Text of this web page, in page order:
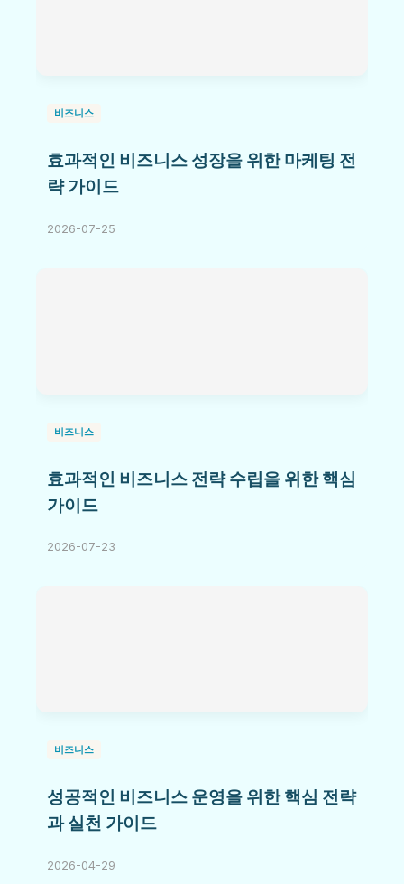
비즈니스
효과적인 비즈니스 성장을 위한 마케팅 전
략 가이드
2026-07-25
비즈니스
효과적인 비즈니스 전략 수립을 위한 핵심
가이드
2026-07-23
비즈니스
성공적인 비즈니스 운영을 위한 핵심 전략
과 실천 가이드
2026-04-29